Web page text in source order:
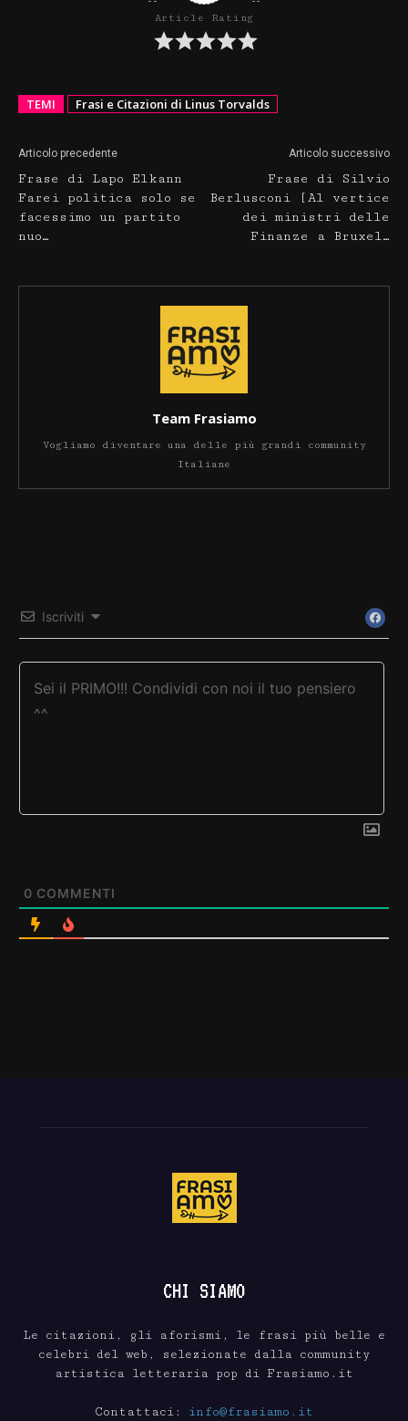
Article Rating
TEMI Frasi e Citazioni di Linus Torvalds
Articolo precedente
Frase di Lapo Elkann
Farei politica solo se
facessimo un partito
nuo…
Articolo successivo
Frase di Silvio
Berlusconi [Al vertice
dei ministri delle
Finanze a Bruxel…
Team Frasiamo
Vogliamo diventare una delle più grandi community
Italiane
Iscriviti
0 COMMENTI
CHI SIAMO
Le citazioni, gli aforismi, le frasi più belle e
celebri del web, selezionate dalla community
artistica letteraria pop di Frasiamo.it
Contattaci: info@frasiamo.it